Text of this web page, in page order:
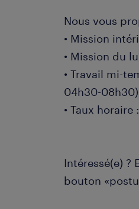
Nous vous
• Mission
• Mission du
• Travail mi-
04h30-08h30)
• Taux
Intéressé(e) ?
bouton